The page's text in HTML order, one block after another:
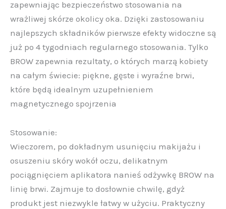
zapewniając bezpieczeństwo stosowania na
wrażliwej skórze okolicy oka. Dzięki zastosowaniu
najlepszych składników pierwsze efekty widoczne są
już po 4 tygodniach regularnego stosowania. Tylko
BROW zapewnia rezultaty, o których marzą kobiety
na całym świecie: piękne, gęste i wyraźne brwi,
które będą idealnym uzupełnieniem
magnetycznego spojrzenia
Stosowanie:
Wieczorem, po dokładnym usunięciu makijażu i
osuszeniu skóry wokół oczu, delikatnym
pociągnięciem aplikatora nanieś odżywkę BROW na
linię brwi. Zajmuje to dosłownie chwilę, gdyż
produkt jest niezwykle łatwy w użyciu. Praktyczny